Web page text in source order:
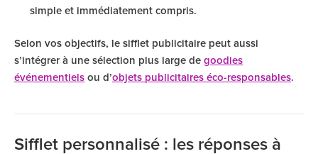
simple et immédiatement compris.
Selon vos objectifs, le sifflet publicitaire peut aussi
s’intégrer à une sélection plus large de goodies
événementiels ou d’objets publicitaires éco-responsables.
Sifflet personnalisé : les réponses à